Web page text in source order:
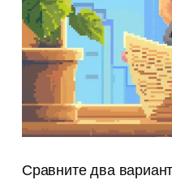
Сравните два